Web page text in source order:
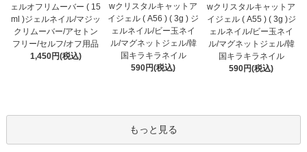
ェルオフリムーバー ( 15
ml )ジェルネイル/マジッ
クリムーバー/アセトン
フリー/セルフ/オフ用品
1,450円(税込)
wクリスタルキャットア
イジェル ( A56 ) ( 3g ) ジ
ェルネイル/ビー玉ネイ
ル/マグネットジェル/韓
国キラキラネイル
590円(税込)
wクリスタルキャットア
イジェル ( A55 ) ( 3g )ジ
ェルネイル/ビー玉ネイ
ル/マグネットジェル/韓
国キラキラネイル
590円(税込)
もっと見る